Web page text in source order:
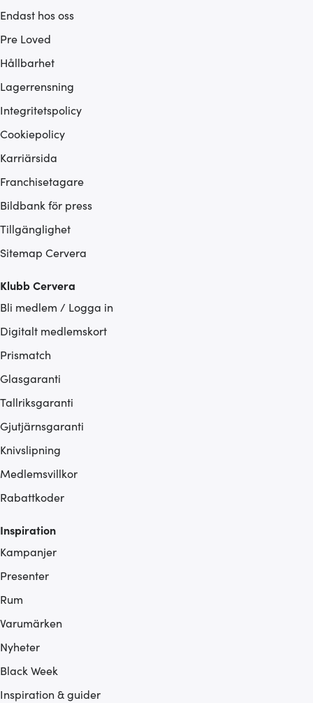
Endast hos oss
Pre Loved
Hållbarhet
Lagerrensning
Integritetspolicy
Cookiepolicy
Karriärsida
Franchisetagare
Bildbank för press
Tillgänglighet
Sitemap Cervera
Klubb Cervera
Bli medlem / Logga in
Digitalt medlemskort
Prismatch
Glasgaranti
Tallriksgaranti
Gjutjärnsgaranti
Knivslipning
Medlemsvillkor
Rabattkoder
Inspiration
Kampanjer
Presenter
Rum
Varumärken
Nyheter
Black Week
Inspiration & guider